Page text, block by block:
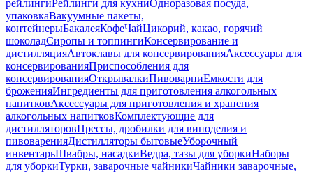
рейлингиРейлинги для кухниОдноразовая посуда,
упаковкаВакуумные пакеты,
контейнерыБакалеяКофеЧайЦикорий, какао, горячий
шоколадСиропы и топпингиКонсервирование и
дистилляцияАвтоклавы для консервированияАксессуары для
консервированияПриспособления для
консервированияОткрывалкиПивоварниЕмкости для
броженияИнгредиенты для приготовления алкогольных
напитковАксессуары для приготовления и хранения
алкогольных напитковКомплектующие для
дистилляторовПрессы, дробилки для виноделия и
пивоваренияДистилляторы бытовыеУборочный
инвентарьШвабры, насадкиВедра, тазы для уборкиНаборы
для уборкиТурки, заварочные чайникиЧайники заварочные,